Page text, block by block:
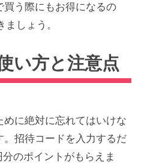
う際にもお得になるの
しょう。
い方と注意点
に絶対に忘れてはいけな
招待コードを入力するだ
のポイントがもらえま